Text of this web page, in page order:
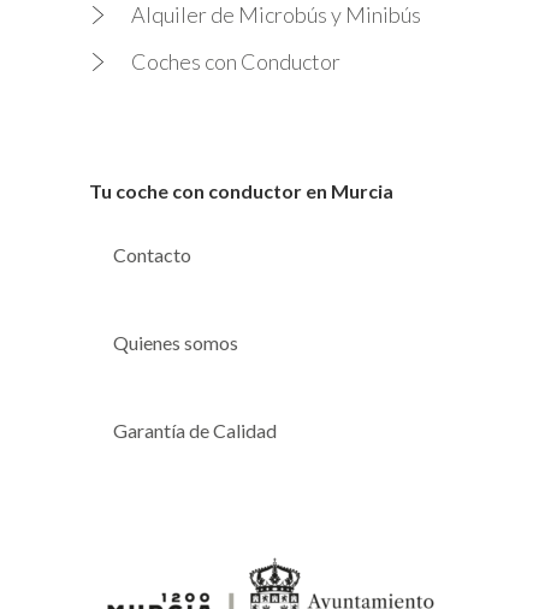
Alquiler de Microbús y Minibús
Coches con Conductor
Tu coche con conductor en Murcia
Contacto
Quienes somos
Garantía de Calidad